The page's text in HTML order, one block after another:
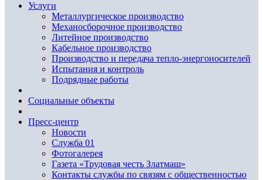
Услуги
Металлургическое производство
Механосборочное производство
Литейное производство
Кабельное производство
Производство и передача тепло-энергоносителей
Испытания и контроль
Подрядные работы
Социальные объекты
Пресс-центр
Новости
Служба 01
Фотогалерея
Газета «Трудовая честь Златмаш»
Контакты службы по связям с общественностью